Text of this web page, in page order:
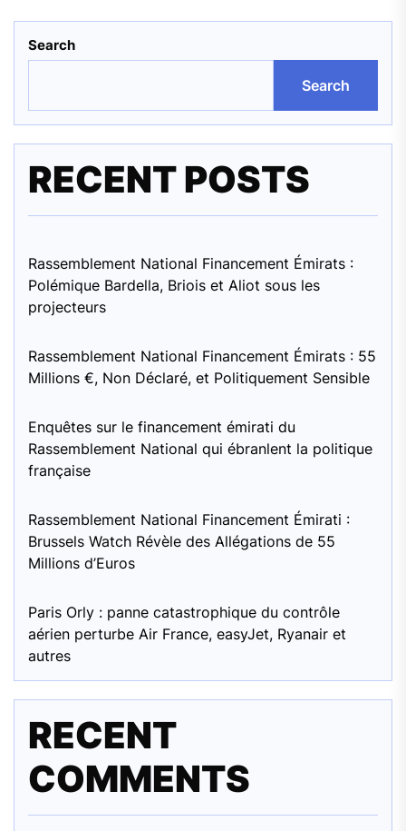
Search
Search
RECENT POSTS
Rassemblement National Financement Émirats :
Polémique Bardella, Briois et Aliot sous les
projecteurs
Rassemblement National Financement Émirats : 55
Millions €, Non Déclaré, et Politiquement Sensible
Enquêtes sur le financement émirati du
Rassemblement National qui ébranlent la politique
française
Rassemblement National Financement Émirati :
Brussels Watch Révèle des Allégations de 55
Millions d’Euros
Paris Orly : panne catastrophique du contrôle
aérien perturbe Air France, easyJet, Ryanair et
autres
RECENT
COMMENTS